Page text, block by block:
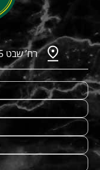
רח’ שבט 5, קריית גת